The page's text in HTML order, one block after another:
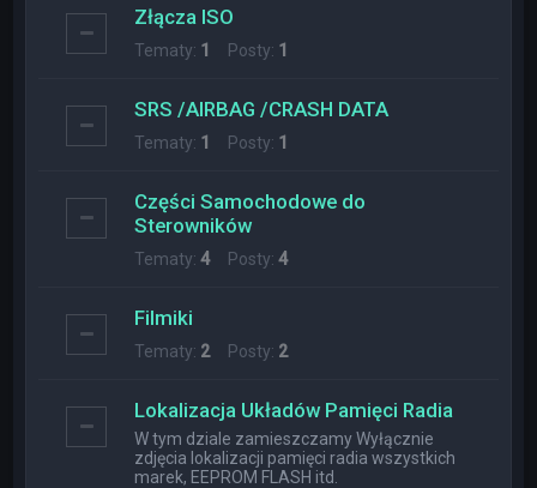
Złącza ISO
Tematy: 1 Posty: 1
SRS /AIRBAG /CRASH DATA
Tematy: 1 Posty: 1
Części Samochodowe do
Sterowników
Tematy:4Posty:4
Filmiki
Tematy: 2Posty: 2
Lokalizacja Układów Pamięci Radia
W tym dziale zamieszczamy Wyłącznie
zdjęcia lokalizacji pamięci radia wszystkich
marek, EEPROM FLASH itd.